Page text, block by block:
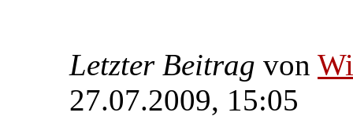
Letzter Beitrag von
27.07.2009, 15:05